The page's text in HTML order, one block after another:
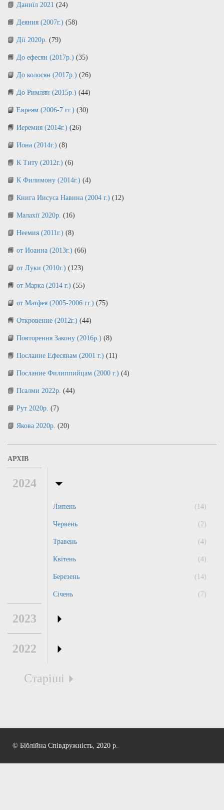
Даниїл 2021 (24)
Деяния (2007г.) (58)
Дії 2020р. (79)
До ефесян (2017р.) (35)
До колосян (2017р.) (26)
До Римлян (2015р.) (44)
Евреям (2006-7 гг.) (30)
Иеремия (2014г.) (26)
Иона (2014г.) (8)
К Титу (2012г.) (6)
К Филимону (2014г.) (4)
Книга Иисуса Навина (2004 г.) (12)
Малахії 2020р. (16)
Неемия (2011г.) (8)
от Иоанна (2013г.) (66)
от Луки (2010г.) (123)
от Марка (2014 г.) (55)
от Матфея (2005-2006 гг.) (75)
Откровение (2012г.) (44)
Повторення Закону (2016р.) (8)
Послание Ефесянам (2001 г.) (11)
Послание Филиппийцам (2000 г.) (4)
Псалми 2022р. (44)
Рут 2020р. (7)
Якова 2020р. (20)
АРХІВ
2024
Липень (14)
Червень (2)
Травень (4)
Квітень (4)
Березень (14)
Січень (7)
2023
2022
Старіші
© Біблійна Співдружність, 2020 р.